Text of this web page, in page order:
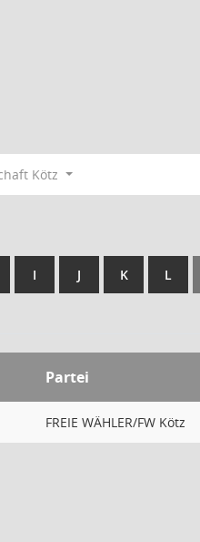
Kötz
I J K L
Partei
FREIE WÄHLER/FW Kötz